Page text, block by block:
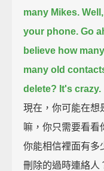
many Mikes.
your phone. Go
believe how
many old
delete? It's crazy.
現在，你可能在想
嘛，你只需要看看
你能相信裡面有多
刪除的過時連絡人